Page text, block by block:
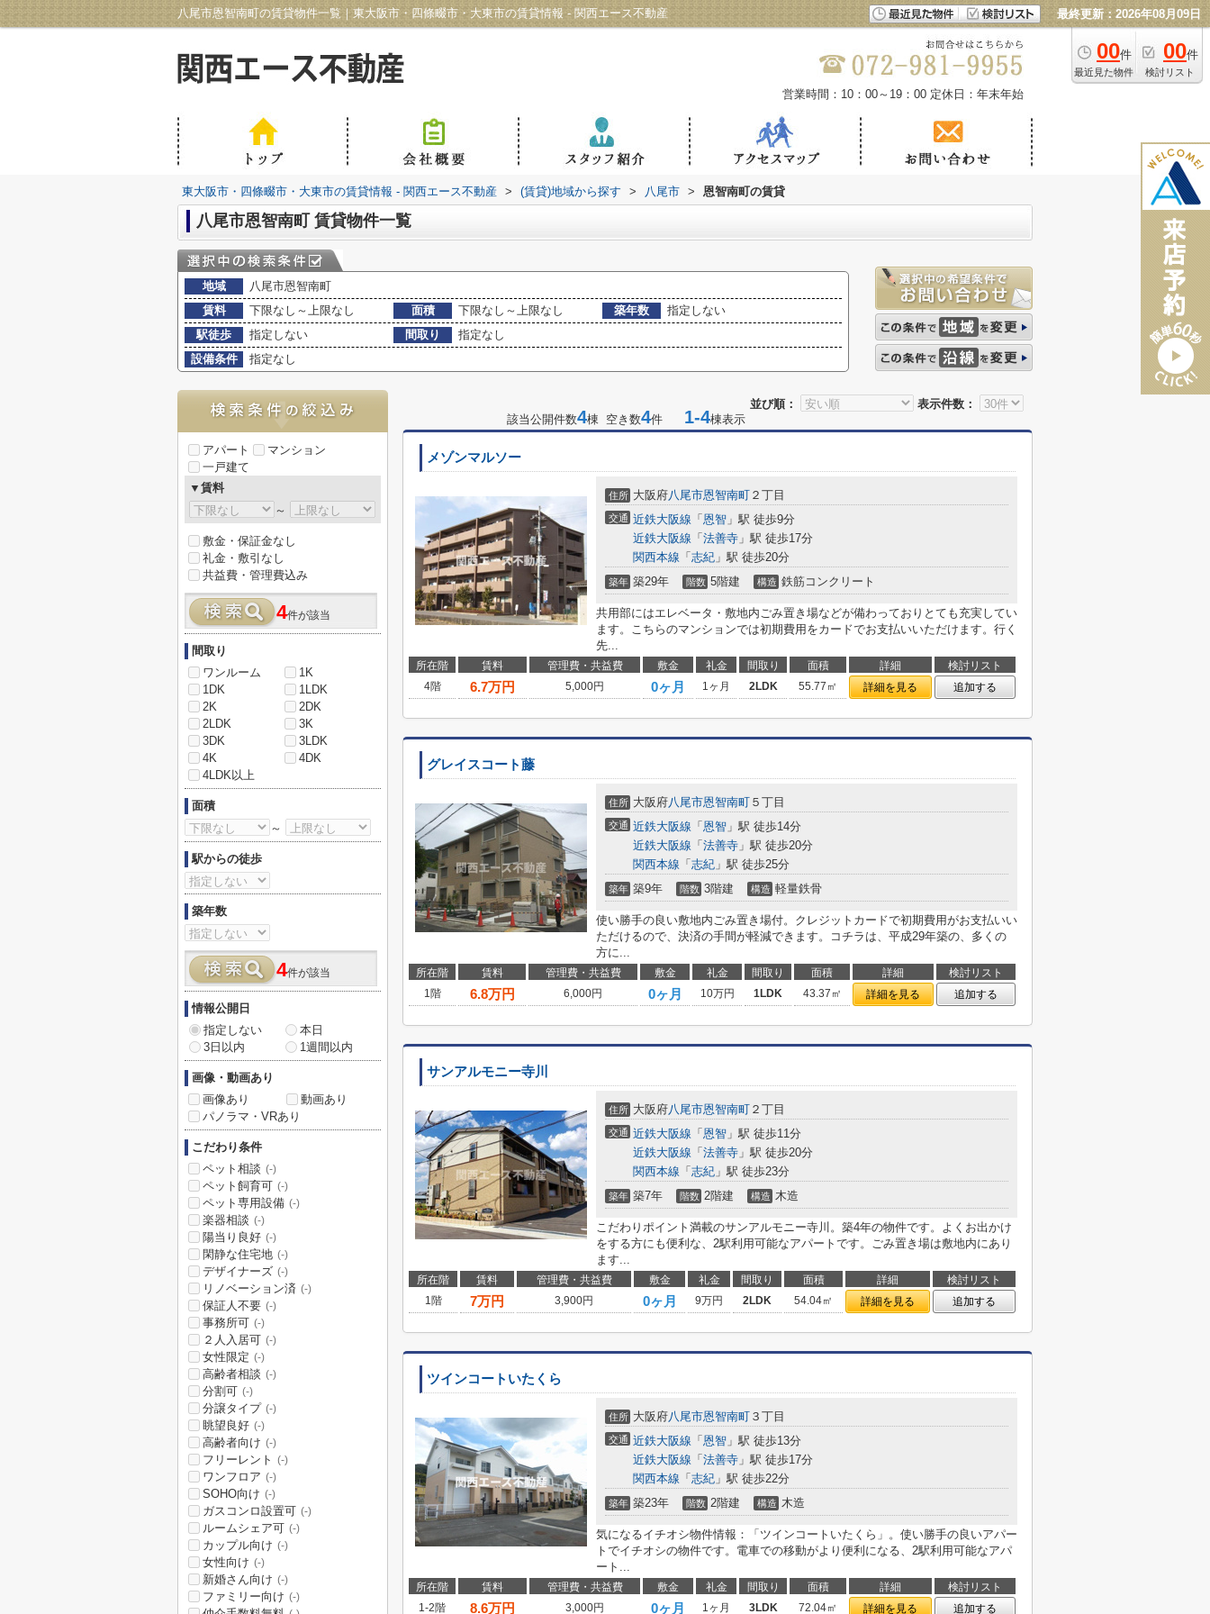
八尾市恩智南町の賃貸物件一覧｜東大阪市・四條畷市・大東市の賃貸情報 - 関西エース不動産 最終更新：2026年08月09日
00件
最近見た物件
00件
検討リスト
営業時間：10：00～19：00 定休日：年末年始
東大阪市・四條畷市・大東市の賃貸情報 - 関西エース不動産 > (賃貸)地域から探す > 八尾市 > 恩智南町の賃貸
八尾市恩智南町 賃貸物件一覧
地域
八尾市恩智南町
賃料
下限なし～上限なし 面積 下限なし～上限なし 築年数
指定しない
駅徒歩
指定しない 間取り
指定なし
設備条件
指定なし
並び順：
表示件数：
該当公開件数4棟 空き数4件 1-4棟表示
メゾンマルソー
住所 大阪府八尾市恩智南町 ２丁目
交通 近鉄大阪線 「 恩智 」駅 徒歩9分
近鉄大阪線 「 法善寺 」駅 徒歩17分
関西本線 「 志紀 」駅 徒歩20分
築年 築29年 階数 5階建 構造 鉄筋コンクリート
共用部にはエレベータ・敷地内ごみ置き場などが備わっておりとても充実してい
ます。こちらのマンションでは初期費用をカードでお支払いいただけます。行く
先...
所在階 賃料 管理費・共益費 敷金 礼金 間取り 面積 詳細
検討リスト
4階
6.7万円 5,000円 0ヶ月 1ヶ月 2LDK 55.77㎡ 詳細を見る 追加する
グレイスコート藤
住所 大阪府八尾市恩智南町 ５丁目
交通 近鉄大阪線 「 恩智 」駅 徒歩14分
近鉄大阪線 「 法善寺 」駅 徒歩20分
関西本線 「 志紀 」駅 徒歩25分
築年 築9年 階数 3階建 構造 軽量鉄骨
使い勝手の良い敷地内ごみ置き場付。クレジットカードで初期費用がお支払いい
ただけるので、決済の手間が軽減できます。コチラは、平成29年築の、多くの
方に...
所在階 賃料 管理費・共益費 敷金 礼金 間取り 面積 詳細
検討リスト
1階
6.8万円 6,000円 0ヶ月 10万円 1LDK 43.37㎡ 詳細を見る 追加する
サンアルモニー寺川
住所 大阪府八尾市恩智南町 ２丁目
交通 近鉄大阪線 「 恩智 」駅 徒歩11分
近鉄大阪線 「 法善寺 」駅 徒歩20分
関西本線 「 志紀 」駅 徒歩23分
築年 築7年 階数 2階建 構造 木造
こだわりポイント満載のサンアルモニー寺川。築4年の物件です。よくお出かけ
をする方にも便利な、2駅利用可能なアパートです。ごみ置き場は敷地内にあり
ます...
所在階 賃料 管理費・共益費 敷金 礼金 間取り 面積 詳細
検討リスト
1階
7万円 3,900円 0ヶ月 9万円 2LDK 54.04㎡ 詳細を見る 追加する
ツインコートいたくら
住所 大阪府八尾市恩智南町 ３丁目
交通 近鉄大阪線 「 恩智 」駅 徒歩13分
近鉄大阪線 「 法善寺 」駅 徒歩17分
関西本線 「 志紀 」駅 徒歩22分
築年 築23年 階数 2階建 構造 木造
気になるイチオシ物件情報：「ツインコートいたくら」。使い勝手の良いアパー
トでイチオシの物件です。電車での移動がより便利になる、2駅利用可能なアパ
ート...
所在階 賃料 管理費・共益費 敷金 礼金 間取り 面積 詳細
検討リスト
1-2階
8.6万円 3,000円 0ヶ月 1ヶ月 3LDK 72.04㎡ 詳細を見る 追加する
アパート
マンション
一戸建て
▼賃料
～
敷金・保証金なし
礼金・敷引なし
共益費・管理費込み
4件が該当
間取り
ワンルーム
1K
1DK
1LDK
2K
2DK
2LDK
3K
3DK
3LDK
4K
4DK
4LDK以上
面積
～
駅からの徒歩
築年数
4件が該当
情報公開日
指定しない
本日
3日以内
1週間以内
画像・動画あり
画像あり
動画あり
パノラマ・VRあり
こだわり条件
ペット相談 (-)
ペット飼育可 (-)
ペット専用設備 (-)
楽器相談 (-)
陽当り良好 (-)
閑静な住宅地 (-)
デザイナーズ (-)
リノベーション済 (-)
保証人不要 (-)
事務所可 (-)
２人入居可 (-)
女性限定 (-)
高齢者相談 (-)
分割可 (-)
分譲タイプ (-)
眺望良好 (-)
高齢者向け (-)
フリーレント (-)
ワンフロア (-)
SOHO向け (-)
ガスコンロ設置可 (-)
ルームシェア可 (-)
カップル向け (-)
女性向け (-)
新婚さん向け (-)
ファミリー向け (-)